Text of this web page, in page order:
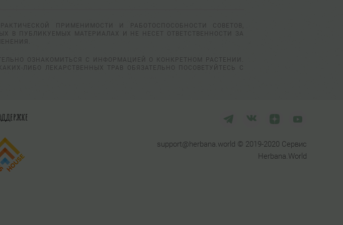
ПРИМЕНИМОСТИ И РАБОТОСПОСОБНОСТИ СОВЕТОВ,
В ПУБЛИКУЕМЫХ МАТЕРИАЛАХ И НЕ НЕСЕТ ОТВЕТСТВЕННОСТИ ЗА
ОЗНАКОМИТЬСЯ С ИНФОРМАЦИЕЙ О КОНКРЕТНОМ РАСТЕНИИ.
ЛИБО ЛЕКАРСТВЕННЫХ ТРАВ ОБЯЗАТЕЛЬНО ПОСОВЕТУЙТЕСЬ С
support@herbana.world © 2019-2020 Сервис
Herbana.World